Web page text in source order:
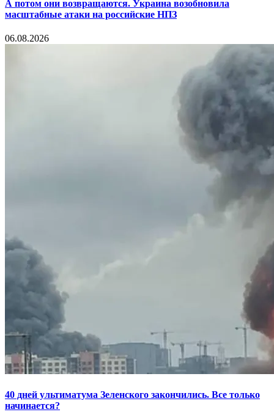
А потом они возвращаются. Украина возобновила
масштабные атаки на российские НПЗ
06.08.2026
40 дней ультиматума Зеленского закончились. Все только
начинается?